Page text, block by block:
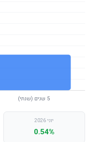
יוני 2026
0.54%